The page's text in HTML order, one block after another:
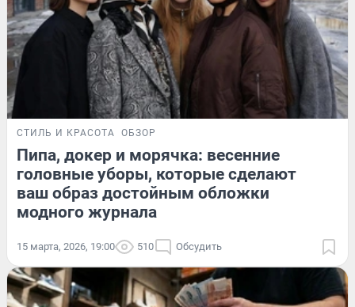
СТИЛЬ И КРАСОТА ОБЗОР
Пипа, докер и морячка: весенние
головные уборы, которые сделают
ваш образ достойным обложки
модного журнала
15 марта, 2026, 19:00 510 Обсудить